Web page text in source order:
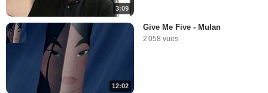
3:09
12:02
Give Me Five - Mulan
2 058 vues